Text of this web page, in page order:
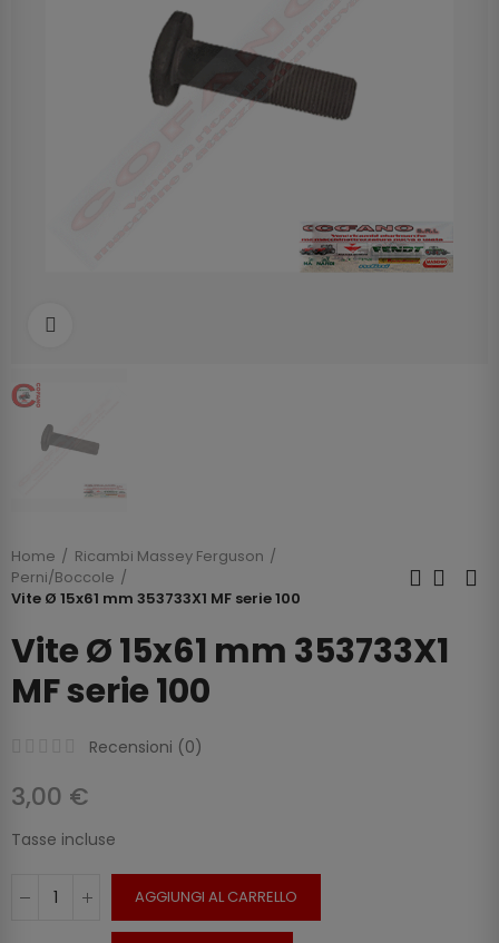
Home
Ricambi Massey Ferguson
Perni/Boccole
Vite Ø 15x61 mm 353733X1 MF serie 100
Vite Ø 15x61 mm 353733X1
MF serie 100
Recensioni (0)
3,00 €
Tasse incluse
AGGIUNGI AL CARRELLO